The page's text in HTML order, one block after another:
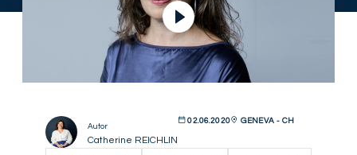
Autor
Catherine REICHLIN
02.06.2020 GENEVA - CH